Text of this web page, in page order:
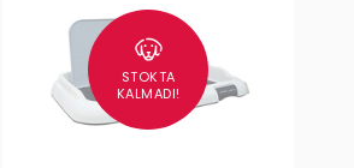
STOKTA
KALMADI!